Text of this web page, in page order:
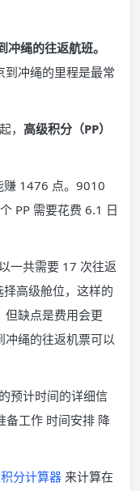
冲绳的往返航班。
到冲绳的里程是最常
， 高级积分（PP）
赚 1476 点。9010
PP 需要花费 6.1 日
一共需要 17 次往返
高级舱位，这样的
但缺点是费用会更
绳的往返机票可以
预计时间的详细信
备工作 时间安排 降
分计算器 来计算在